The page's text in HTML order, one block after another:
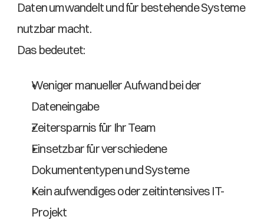
Daten umwandelt und für bestehende Systeme
nutzbar macht.
Das bedeutet:
Weniger manueller Aufwand bei der
Dateneingabe
Zeitersparnis für Ihr Team
Einsetzbar für verschiedene
Dokumententypen und Systeme
Kein aufwendiges oder zeitintensives IT-
Projekt